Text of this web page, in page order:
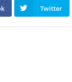
Twitter